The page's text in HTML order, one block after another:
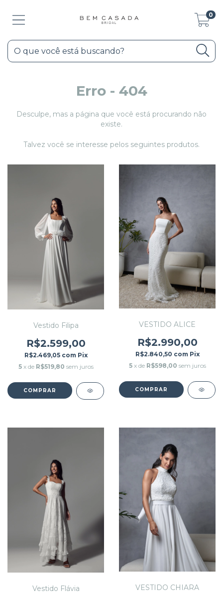
0
Erro - 404
Desculpe, mas a página que você está procurando não
existe.
Talvez você se interesse pelos seguintes produtos.
Vestido Filipa
R$2.599,00
R$2.469,05 com Pix
5 x de R$519,80 sem juros
COMPRAR
VESTIDO ALICE
R$2.990,00
R$2.840,50 com Pix
5 x de R$598,00 sem juros
COMPRAR
Vestido Flávia VESTIDO CHIARA